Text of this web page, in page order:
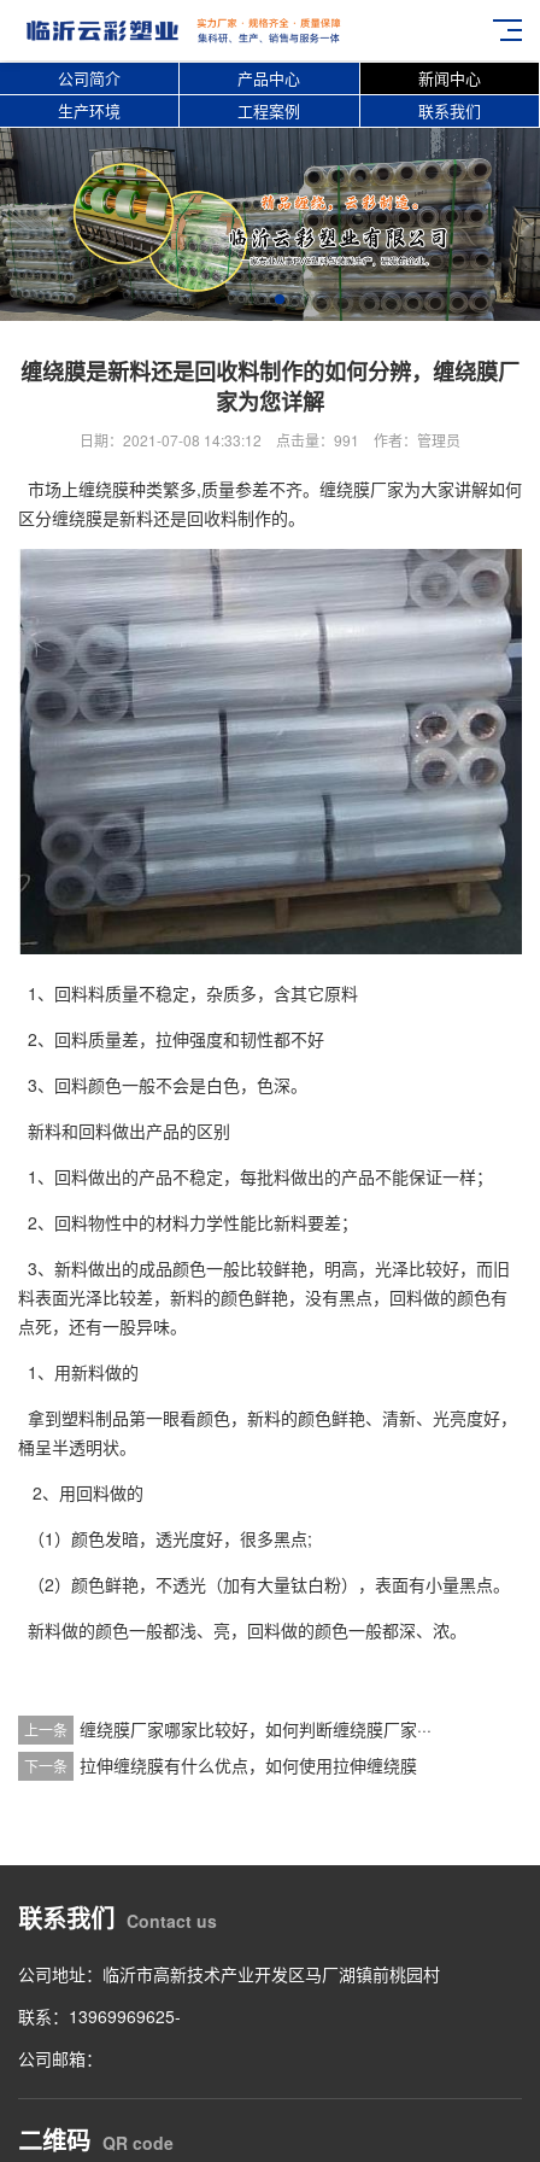
公司简介 产品中心
新闻中心
生产环境
工程案例 联系我们
缠绕膜是新料还是回收料制作的如何分辨，缠绕膜厂
家为您详解
日期：2021-07-08 14:33:12 点击量：991 作者：管理员
市场上缠绕膜种类繁多,质量参差不齐。缠绕膜厂家为大家讲解如何
区分缠绕膜是新料还是回收料制作的。
1、回料料质量不稳定，杂质多，含其它原料
2、回料质量差，拉伸强度和韧性都不好
3、回料颜色一般不会是白色，色深。
新料和回料做出产品的区别
1、回料做出的产品不稳定，每批料做出的产品不能保证一样；
2、回料物性中的材料力学性能比新料要差；
3、新料做出的成品颜色一般比较鲜艳，明高，光泽比较好，而旧
料表面光泽比较差，新料的颜色鲜艳，没有黑点，回料做的颜色有
点死，还有一股异味。
1、用新料做的
拿到塑料制品第一眼看颜色，新料的颜色鲜艳、清新、光亮度好，
桶呈半透明状。
2、用回料做的
（1）颜色发暗，透光度好，很多黑点;
（2）颜色鲜艳，不透光（加有大量钛白粉），表面有小量黑点。
新料做的颜色一般都浅、亮，回料做的颜色一般都深、浓。
上一条 缠绕膜厂家哪家比较好，如何判断缠绕膜厂家···
下一条 拉伸缠绕膜有什么优点，如何使用拉伸缠绕膜
联系我们 Contact us
公司地址：临沂市高新技术产业开发区马厂湖镇前桃园村
联系：13969969625-
公司邮箱：
二维码 QR code